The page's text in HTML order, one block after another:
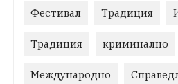
Фестивал Традиция
Традиция криминално
Международно